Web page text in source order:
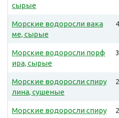
сырые
Морские водоросли вака
ме, сырые
Морские водоросли порф
ира, сырые
Морские водоросли спиру
лина, сушеные
Морские водоросли спиру